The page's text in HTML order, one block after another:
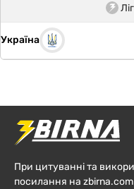
Україна
При цитуванні та
посилання на